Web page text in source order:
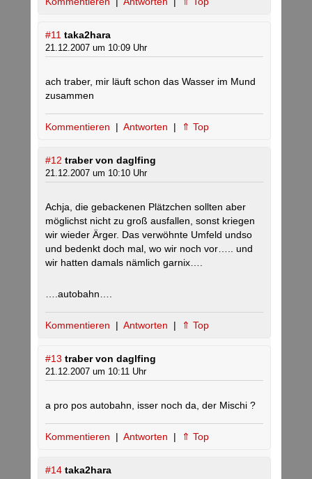
#11 taka2hara
21.12.2007 um 10:09 Uhr
ach traber, mir läuft schon das Wasser im Mund
zusammen
Kommentieren | Antworten | ⇑ Top
#12 traber von daglfing
21.12.2007 um 10:10 Uhr
Achja, die gebackenen Plätzchen sollten aber
möglichst nicht zu groß ausfallen, sonst kriegen
wir wieder Ärger. Das verwöhnte Umfeld undso
und bedenkt doch mal, wo wir noch vor….. und
wir hatten damals nämlich garnix….
….autobahn….
Kommentieren | Antworten | ⇑ Top
#13 traber von daglfing
21.12.2007 um 10:11 Uhr
a pro pos autobahn, isser noch da, der Mischi ?
Kommentieren | Antworten | ⇑ Top
#14 taka2hara